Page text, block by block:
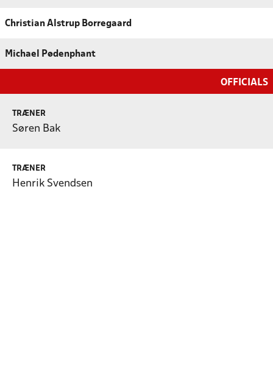
Christian Alstrup Borregaard
Michael Pødenphant
OFFICIALS
TRÆNER
Søren Bak
TRÆNER
Henrik Svendsen